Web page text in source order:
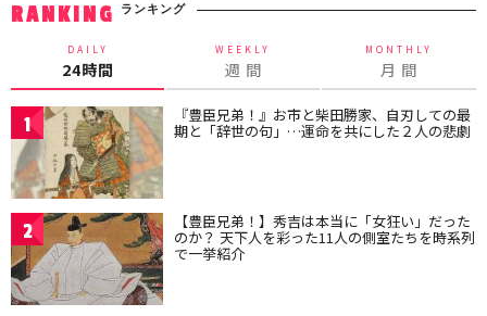
RANKING ランキング
DAILY
24時間
WEEKLY
週 間
MONTHLY
月 間
1 『豊臣兄弟！』お市と柴田勝家、自刃しての最
期と「辞世の句」…運命を共にした２人の悲劇
2 【豊臣兄弟！】秀吉は本当に「女狂い」だった
のか？ 天下人を彩った11人の側室たちを時系列
で一挙紹介